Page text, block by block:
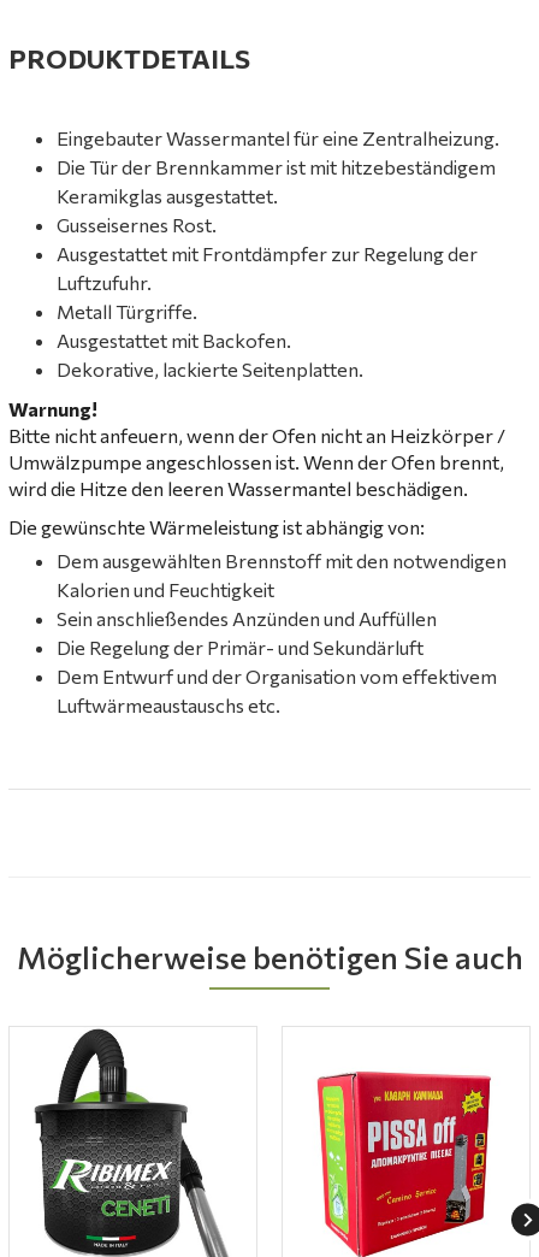
Möglicherweise benötigen Sie auch
PRODUKTDETAILS
Eingebauter Wassermantel für eine Zentralheizung.
Die Tür der Brennkammer ist mit hitzebeständigem
Keramikglas ausgestattet.
Gusseisernes Rost.
Ausgestattet mit Frontdämpfer zur Regelung der
Luftzufuhr.
Metall Türgriffe.
Ausgestattet mit Backofen.
Dekorative, lackierte Seitenplatten.
Warnung!
Bitte nicht anfeuern, wenn der Ofen nicht an Heizkörper /
Umwälzpumpe angeschlossen ist. Wenn der Ofen brennt,
wird die Hitze den leeren Wassermantel beschädigen.
Die gewünschte Wärmeleistung ist abhängig von:
Dem ausgewählten Brennstoff mit den notwendigen
Kalorien und Feuchtigkeit
Sein anschließendes Anzünden und Auffüllen
Die Regelung der Primär- und Sekundärluft
Dem Entwurf und der Organisation vom effektivem
Luftwärmeaustauschs etc.